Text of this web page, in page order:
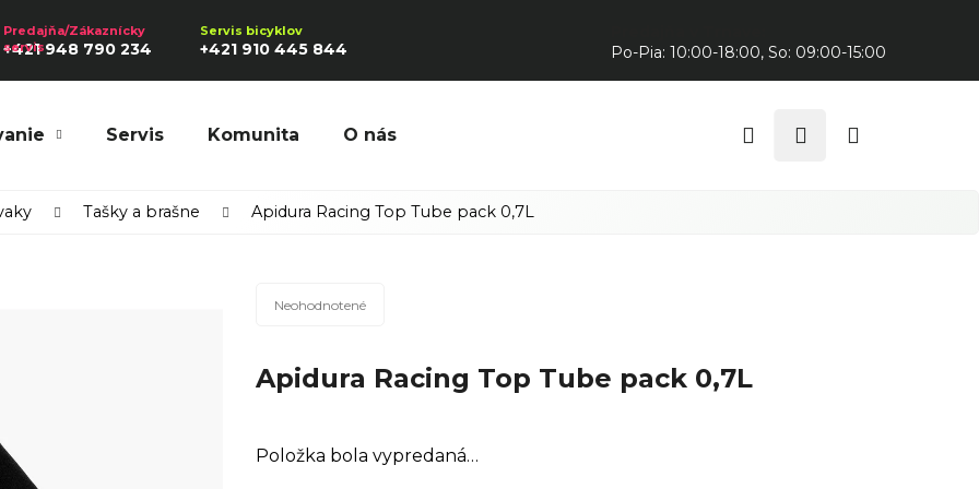
+421 948 790 234 +421 910 445 844
Po-Pia: 10:00-18:00, So: 09:00-15:00
Servis Komunita O nás Hľadať Prihlásenie
Tašky a brašne Apidura Racing Top Tube pack 0,7L
Priemerné
je
0,0
5
Neohodnotené
Apidura Racing Top Tube pack 0,7L
Položka bola vypredaná…